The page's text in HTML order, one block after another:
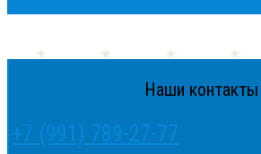
Наши контакты
+7 (991) 789-27-77